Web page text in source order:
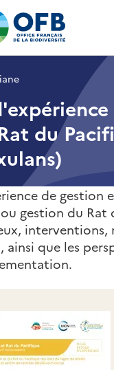
français de la
du
de gestion
gestion du Rat
interventions,
ainsi que les
cookies